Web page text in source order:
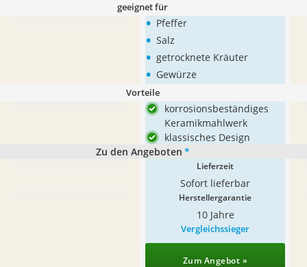
geeignet für
• Pfeffer
• Salz
• getrocknete Kräuter
• Gewürze
Vorteile
korrosionsbeständiges
Keramikmahlwerk
klassisches Design
Zu den Angeboten *
Lieferzeit
Sofort lieferbar
Herstellergarantie
10 Jahre
Vergleichssieger
Zum Angebot »